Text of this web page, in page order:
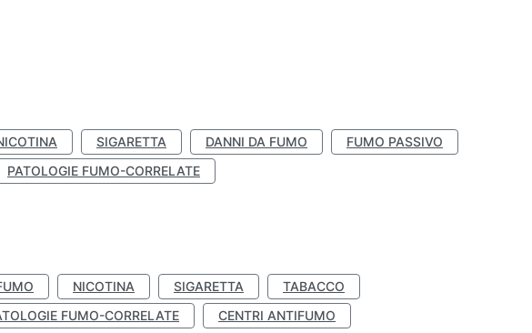
SIGARETTA DANNI DA FUMO
FUMO PASSIVO
PATOLOGIE FUMO-CORRELATE
NICOTINA SIGARETTA
TABACCO
FUMO-CORRELATE
CENTRI ANTIFUMO